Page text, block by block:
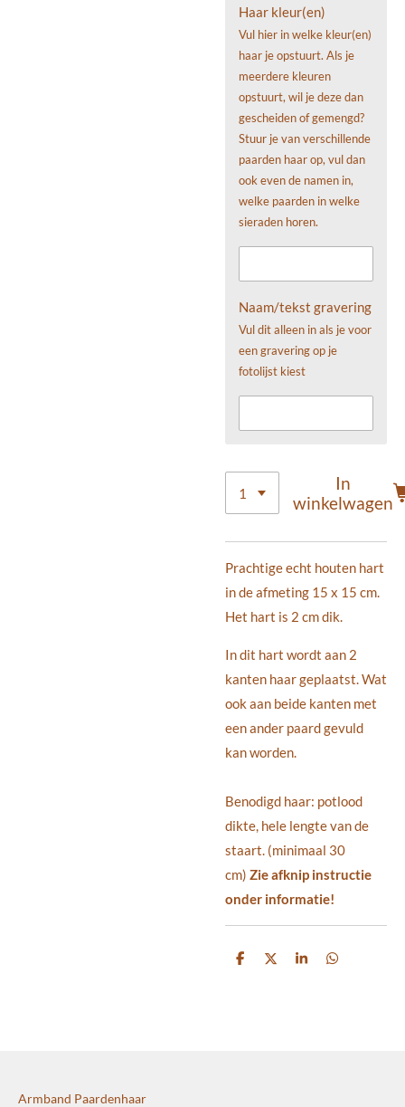
Haar kleur(en)
Vul hier in welke kleur(en)
haar je opstuurt. Als je
meerdere kleuren
opstuurt, wil je deze dan
gescheiden of gemengd?
Stuur je van verschillende
paarden haar op, vul dan
ook even de namen in,
welke paarden in welke
sieraden horen.
Naam/tekst gravering
Vul dit alleen in als je voor
een gravering op je
fotolijst kiest
In
winkelwagen
Prachtige echt houten hart
in de afmeting 15 x 15 cm.
Het hart is 2 cm dik.
In dit hart wordt aan 2
kanten haar geplaatst. Wat
ook aan beide kanten met
een ander paard gevuld
kan worden.
Benodigd haar: potlood
dikte, hele lengte van de
staart. (minimaal 30
cm) Zie afknip instructie
onder informatie!
D
D
S
D
Armband Paardenhaar